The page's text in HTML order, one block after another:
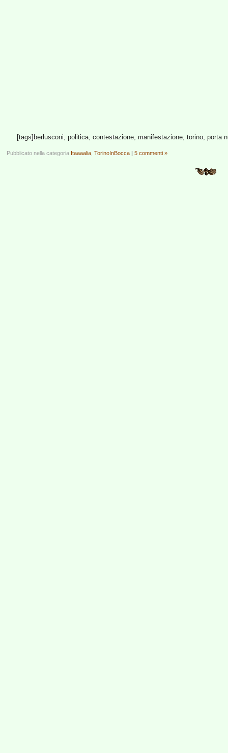
[tags]berlusconi, politica, contestazione, manifestazione, torino, porta
Pubblicato nella categoria Itaaaalia TorinoInBocca | 5 commenti »